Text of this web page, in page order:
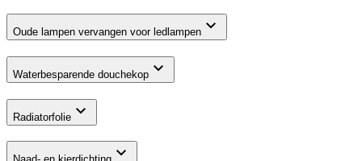
Oude lampen vervangen voor ledlampen
Waterbesparende douchekop
Radiatorfolie